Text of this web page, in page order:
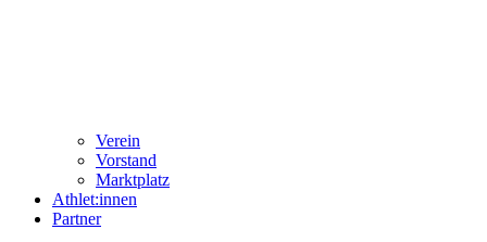
Ver­ein
Vor­stand
Markt­platz
Athlet:innen
Part­ner